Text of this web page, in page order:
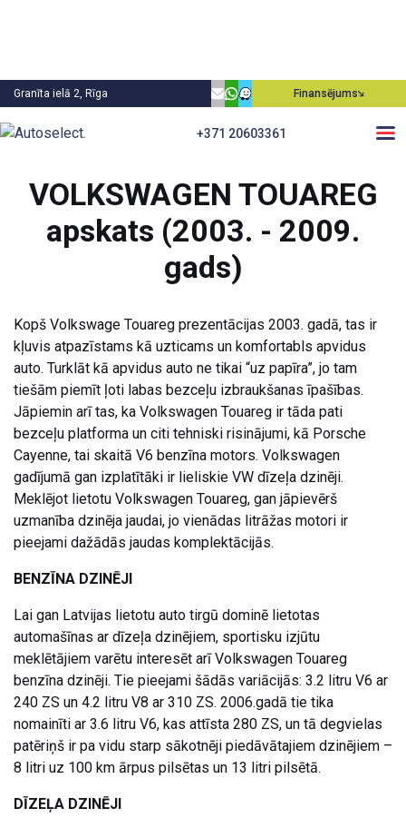
Granīta ielā 2, Rīga Finansējums
+371 20603361
Atpakaļ
VOLKSWAGEN TOUAREG
apskats (2003. - 2009.
gads)
Kopš Volkswage Touareg prezentācijas 2003. gadā, tas ir
kļuvis atpazīstams kā uzticams un komfortabls apvidus
auto. Turklāt kā apvidus auto ne tikai “uz papīra”, jo tam
tiešām piemīt ļoti labas bezceļu izbraukšanas īpašības.
Jāpiemin arī tas, ka Volkswagen Touareg ir tāda pati
bezceļu platforma un citi tehniski risinājumi, kā Porsche
Cayenne, tai skaitā V6 benzīna motors. Volkswagen
gadījumā gan izplatītāki ir lieliskie VW dīzeļa dzinēji.
Meklējot lietotu Volkswagen Touareg, gan jāpievērš
uzmanība dzinēja jaudai, jo vienādas litrāžas motori ir
pieejami dažādās jaudas komplektācijās.
BENZĪNA DZINĒJI
Lai gan Latvijas lietotu auto tirgū dominē lietotas
automašīnas ar dīzeļa dzinējiem, sportisku izjūtu
meklētājiem varētu interesēt arī Volkswagen Touareg
benzīna dzinēji. Tie pieejami šādās variācijās: 3.2 litru V6 ar
240 ZS un 4.2 litru V8 ar 310 ZS. 2006.gadā tie tika
nomainīti ar 3.6 litru V6, kas attīsta 280 ZS, un tā degvielas
patēriņš ir pa vidu starp sākotnēji piedāvātajiem dzinējiem –
8 litri uz 100 km ārpus pilsētas un 13 litri pilsētā.
DĪZEĻA DZINĒJI